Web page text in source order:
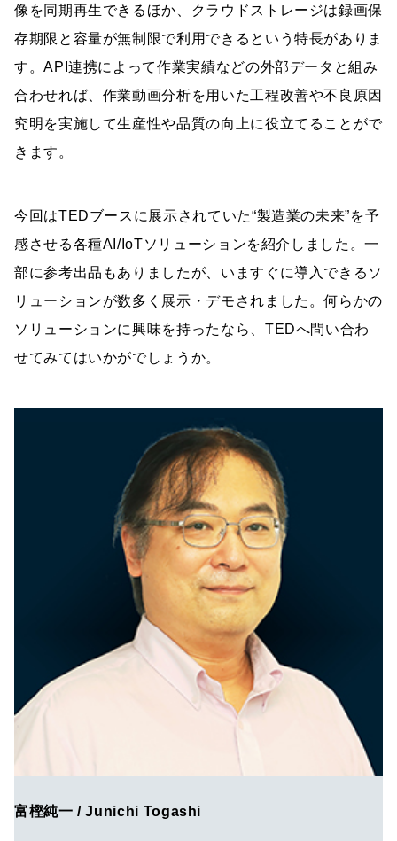
像を同期再生できるほか、クラウドストレージは録画保
存期限と容量が無制限で利用できるという特長がありま
す。API連携によって作業実績などの外部データと組み
合わせれば、作業動画分析を用いた工程改善や不良原因
究明を実施して生産性や品質の向上に役立てることがで
きます。
今回はTEDブースに展示されていた“製造業の未来”を予
感させる各種AI/IoTソリューションを紹介しました。一
部に参考出品もありましたが、いますぐに導入できるソ
リューションが数多く展示・デモされました。何らかの
ソリューションに興味を持ったなら、TEDへ問い合わ
せてみてはいかがでしょうか。
富樫純一 / Junichi Togashi